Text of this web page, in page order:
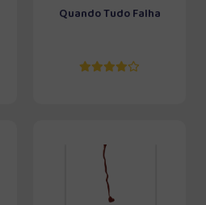
Quando Tudo Falha